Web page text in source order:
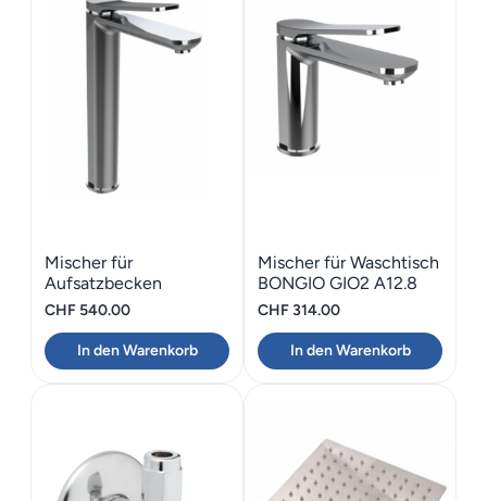
Mischer für
Aufsatzbecken
Schwarz matt BONGIO
CHF 540.00
In den Warenkorb
Mischer für Waschtisch
BONGIO GIO2 A12.8
Schwarz matt
CHF314.00
In den Warenkorb